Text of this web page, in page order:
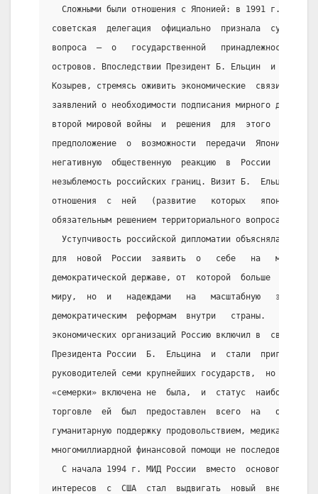
Сложными были отношения с Японией: в 1991 г. во
советская  делегация  официально  признала
вопроса  —  о   государственной   принадлежности
островов. Впоследствии Президент Б. Ельцин  и
Козырев, стремясь оживить экономические  связи,
заявлений о необходимости подписания мирного
второй мировой войны  и  решения  для  этого
предположение  о  возможности  передачи  Японии
негативную  общественную  реакцию  в  России  —   и
незыблемость российских границ. Визит Б.  Ельцина
отношения  с  ней   (развитие   которых   японская
обязательным решением территориального вопроса)
Уступчивость российской дипломатии объяснялась не
для  новой  России  заявить  о   себе   на
демократической державе, от  которой  больше  не
миру,  но  и   надеждами   на   масштабную
демократическим  реформам  внутри   страны.   Но
экономических организаций Россию включил в  свой
Президента России  Б.  Ельцина  и  стали  приглашать
руководителей семи крупнейших государств,  но
«семерки» включена не  была,  и  статус  наибольшего
торговле  ей  был  предоставлен  всего  на   один
гуманитарную поддержку продовольствием,
многомиллиардной финансовой помощи не последовало.
С начала 1994 г. МИД России  вместо
интересов  с  США  стал  выдвигать  новый